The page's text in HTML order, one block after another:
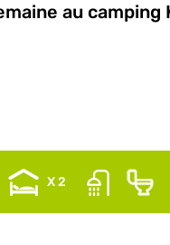
au camping
X 2